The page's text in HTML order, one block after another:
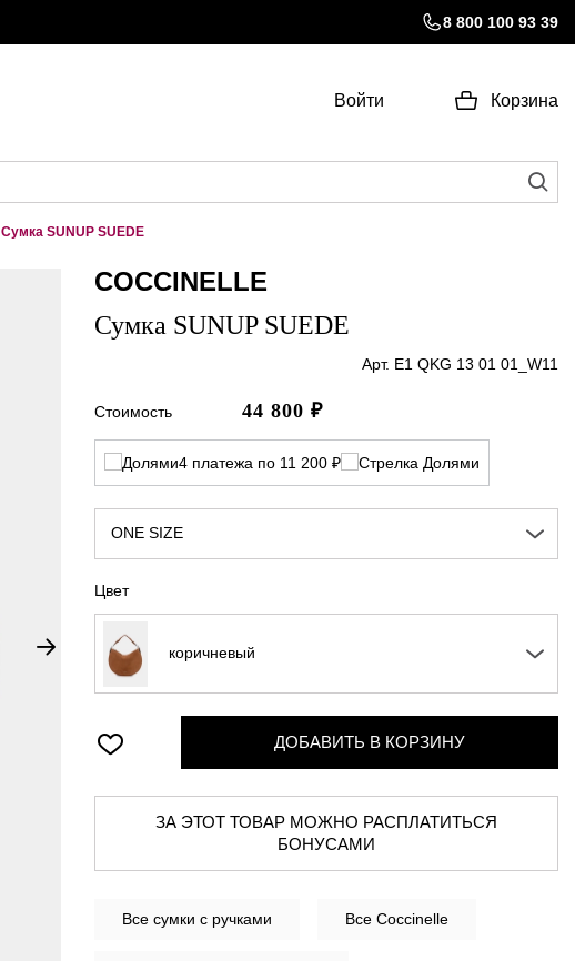
8 800 100 93 39
Войти Корзина
Сумка SUNUP SUEDE
COCCINELLE
Сумка SUNUP SUEDE
Арт. E1 QKG 13 01 01_W11
Стоимость 44 800 ₽
4 платежа по 11 200 ₽
ONE SIZE
Цвет
коричневый
ДОБАВИТЬ В КОРЗИНУ
ЗА ЭТОТ ТОВАР МОЖНО РАСПЛАТИТЬСЯ
БОНУСАМИ
Все сумки с ручками Все Coccinelle